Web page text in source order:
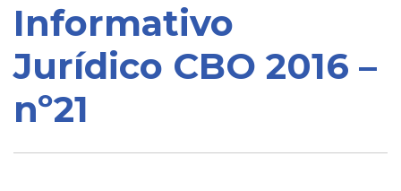
Blog
Informativo
Jurídico CBO 2016 –
nº21